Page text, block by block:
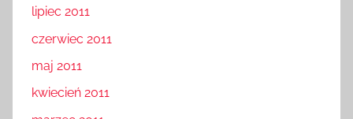
lipiec 2011
czerwiec 2011
maj 2011
kwiecień 2011